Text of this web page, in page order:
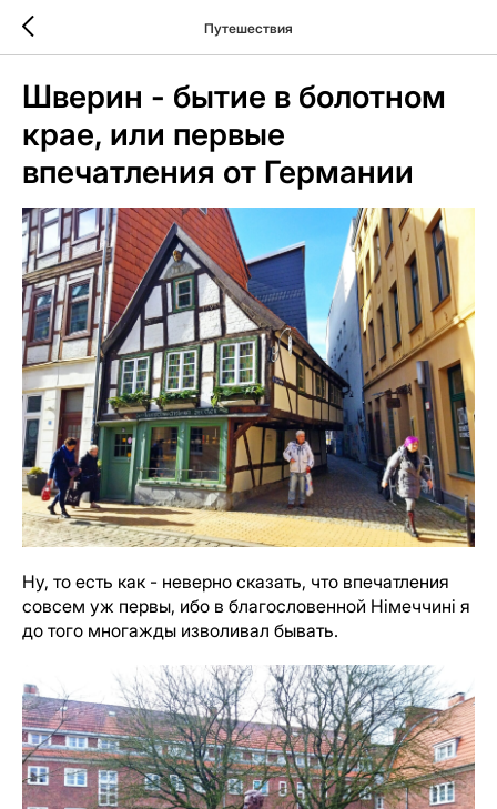
Путешествия
Шверин - бытие в болотном
крае, или первые
впечатления от Германии
Ну, то есть как - неверно сказать, что впечатления
совсем уж первы, ибо в благословенной Нiмеччині я
до того многажды изволивал бывать.